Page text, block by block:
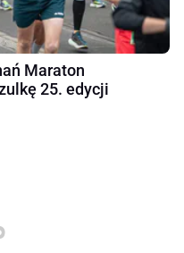
Maraton
25. edycji